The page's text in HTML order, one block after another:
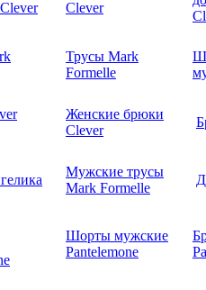
Clever
Трусы Mark
Formelle
Женские брюки
Clever
Мужские трусы
Mark Formelle
Шорты мужские
Pantelemone